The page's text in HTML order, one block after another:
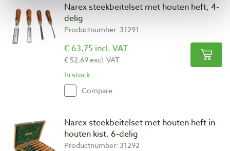
Narex steekbeitelset met houten heft, 4-
delig
Productnumber: 31291
€ 63,75 incl. VAT
€ 52,69 excl. VAT
In stock
Compare
Narex steekbeitelset met houten heft in
houten kist, 6-delig
Productnumber: 31292